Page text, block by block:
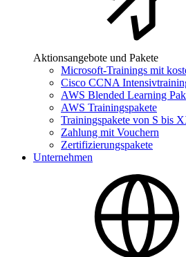
Aktionsangebote und Pakete
Microsoft-Trainings mit
Cisco CCNA
AWS Blended Learning
AWS Trainingspakete
Trainingspakete von S bis
Zahlung mit Vouchern
Zertifizierungspakete
Unternehmen